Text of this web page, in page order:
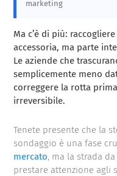
marketing
Ma c’è di più:
accessoria, ma parte
Le aziende che
semplicemente meno
correggere la rotta
irreversibile.
Tenete presente che la
sondaggio è una fase
mercato, ma la strada
prestare attenzione agli